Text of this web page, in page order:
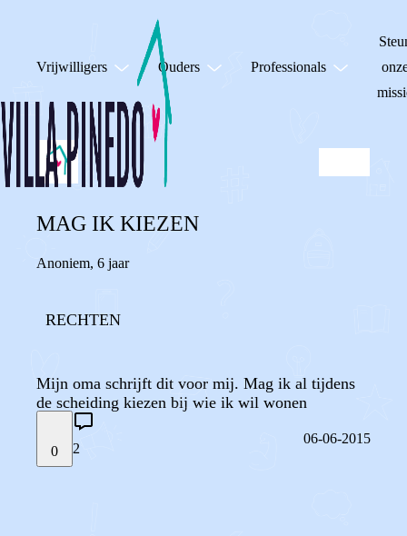
Vrijwilligers Ouders Professionals
MAG IK KIEZEN
Anoniem, 6 jaar
RECHTEN
Mijn oma schrijft dit voor mij. Mag ik al tijdens
de scheiding kiezen bij wie ik wil wonen
0 2
06-06-2015